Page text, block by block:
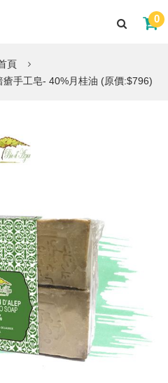
0
頁
瘡手工皂- 40%月桂油 (原價:$796)